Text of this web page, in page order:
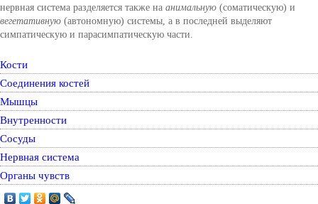
нервная система разделяется также на анимальную (соматическую) и
вегетативную (автономную) системы, а в последней выделяют
симпатическую и парасимпатическую части.
Кости
Соединения костей
Мышцы
Внутренности
Сосуды
Нервная система
Органы чувств